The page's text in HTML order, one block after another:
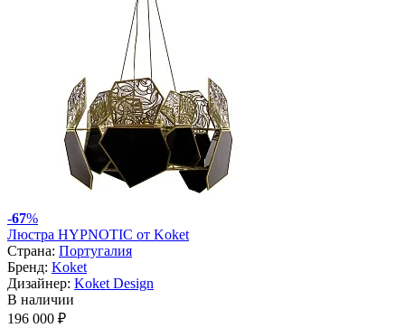
-67%
Люстра HYPNOTIC от Koket
Страна: Португалия
Бренд: Koket
Дизайнер: Koket Design
В наличии
196 000 ₽